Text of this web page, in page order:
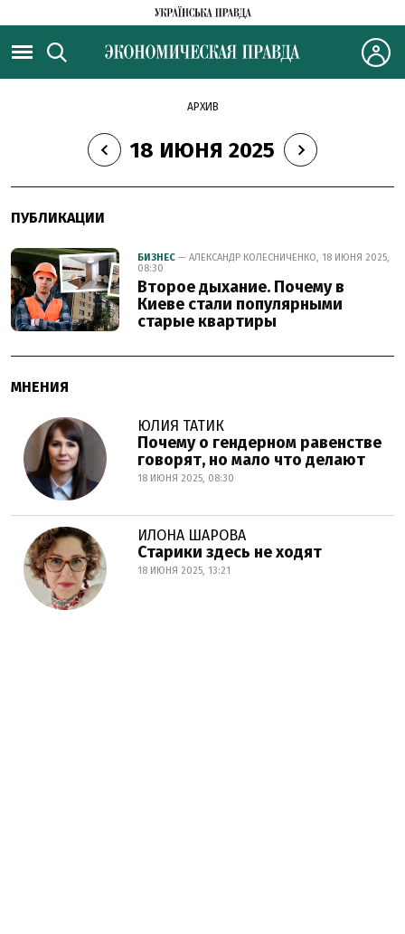
АРХИВ
18 ИЮНЯ 2025
ПУБЛИКАЦИИ
БИЗНЕС — АЛЕКСАНДР КОЛЕСНИЧЕНКО, 18 ИЮНЯ 2025,
08:30
Второе дыхание. Почему в
Киеве стали популярными
старые квартиры
МНЕНИЯ
ЮЛИЯ ТАТИК
Почему о гендерном равенстве
говорят, но мало что делают
18 ИЮНЯ 2025, 08:30
ИЛОНА ШАРОВА
Старики здесь не ходят
18 ИЮНЯ 2025, 13:21